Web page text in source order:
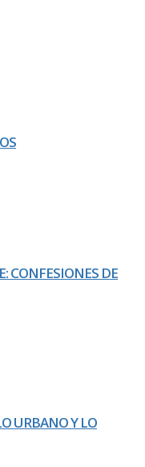
CONFESIONES DE
URBANO Y LO